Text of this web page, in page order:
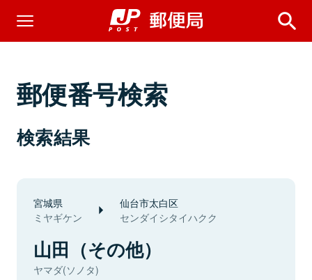
郵便番号検索
検索結果
宮城県
ミヤギケン
仙台市太白区
センダイシタイハクク
山田（その他）
ヤマダ(ソノタ)